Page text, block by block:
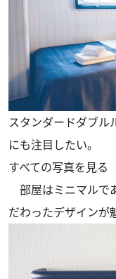
スタンダードダブル
にも注目したい。
すべての写真を見る
部屋はミニマルで
だわったデザインが